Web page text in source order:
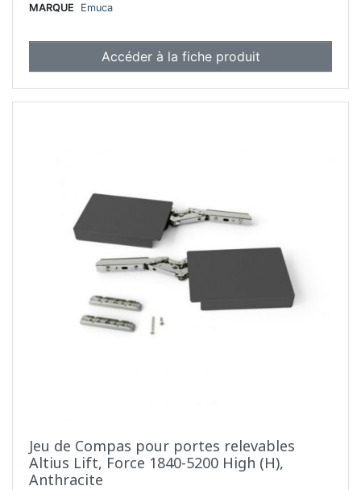
MARQUE
Emuca
Accéder à la fiche produit
Jeu de Compas pour portes relevables
Altius Lift, Force 1840-5200 High (H),
Anthracite